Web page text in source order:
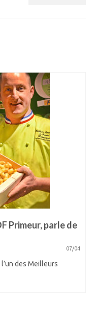
Primeur, parle de
07/04
des Meilleurs